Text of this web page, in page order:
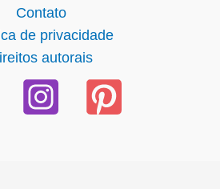
Contato
de privacidade
autorais